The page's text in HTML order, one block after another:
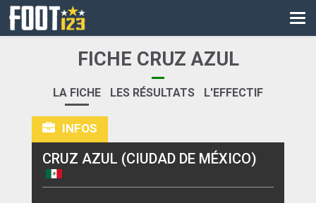
CM
LIGUE DES CHAMPIONS
PALMARÈS
LES DIRECTS
FICHE CRUZ AZUL
LA FICHE LES RÉSULTATS L'EFFECTIF
INFOS
CRUZ AZUL (CIUDAD DE MÉXICO)